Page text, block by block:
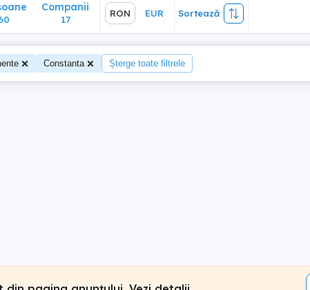
Companii
17
RON EUR Sortează
Constanta Șterge toate filtrele